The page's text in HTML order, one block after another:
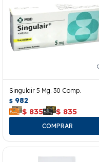
Singulair 5 Mg. 30 Comp.
$ 982
$ 835 $ 835